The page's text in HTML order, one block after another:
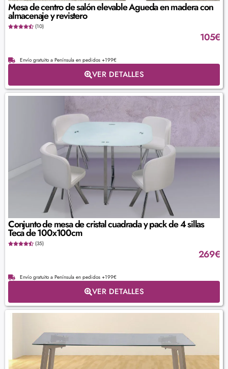
Mesa de centro de salón elevable Agueda en madera con
almacenaje y revistero
(10)
105€
Envío gratuito a Península en pedidos +199€
VER DETALLES
Conjunto de mesa de cristal cuadrada y pack de 4 sillas
Teca de 100x100cm
(35)
269€
Envío gratuito a Península en pedidos +199€
VER DETALLES